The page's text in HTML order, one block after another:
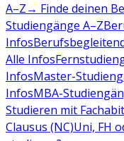
A–Z→ Finde deinen
Studiengänge A–Z
Infos
Alle Infos
InfosMaster-
InfosMBA-
Studieren mit
Clausus (NC)Uni, FH